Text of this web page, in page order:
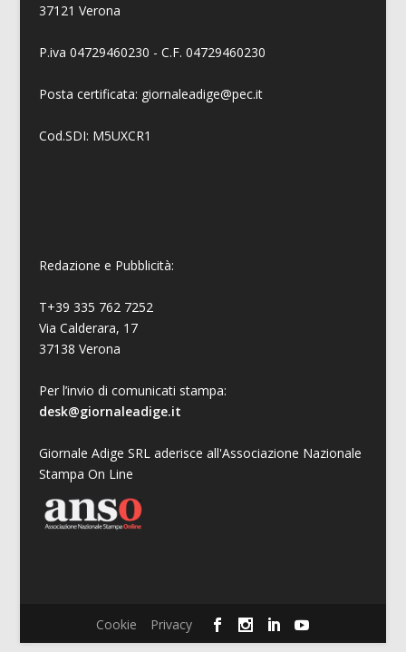
37121 Verona
P.iva 04729460230 - C.F. 04729460230
Posta certificata: giornaleadige@pec.it
Cod.SDI: M5UXCR1
Redazione e Pubblicità:
T+39 335 762 7252
Via Calderara, 17
37138 Verona
Per l’invio di comunicati stampa:
desk@giornaleadige.it
Giornale Adige SRL aderisce all'Associazione Nazionale
Stampa On Line
Cookie Privacy